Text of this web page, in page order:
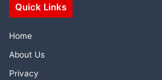
Quick Links
Home
About Us
Privacy